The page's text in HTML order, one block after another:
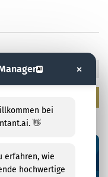
AI ×
bei
👋
erfahren, wie
hochwertige